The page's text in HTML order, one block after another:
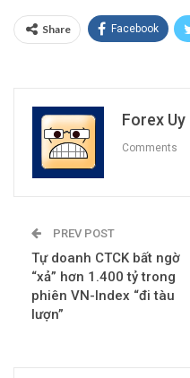
Share Facebook
Forex Uy
Comments
PREV POST
Tự doanh CTCK bất ngờ
“xả” hơn 1.400 tỷ trong
phiên VN-Index “đi tàu
lượn”